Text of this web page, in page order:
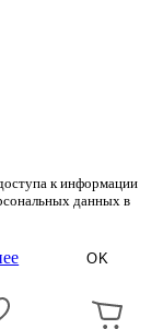
к информации
данных в
OK